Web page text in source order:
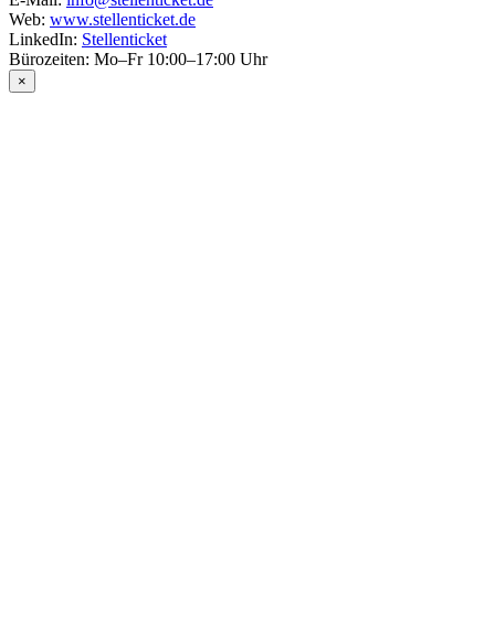
Web: www.stellenticket.de
LinkedIn: Stellenticket
Bürozeiten: Mo–Fr 10:00–17:00 Uhr
×